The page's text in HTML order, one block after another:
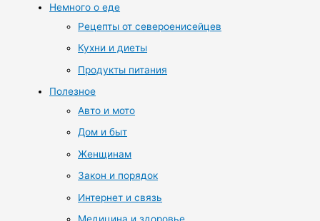
Немного о еде
Рецепты от североенисейцев
Кухни и диеты
Продукты питания
Полезное
Авто и мото
Дом и быт
Женщинам
Закон и порядок
Интернет и связь